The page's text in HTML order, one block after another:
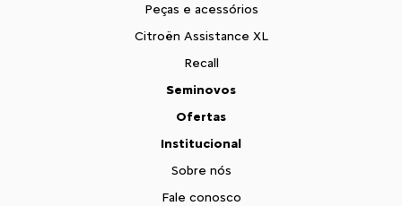
Peças e acessórios
Citroën Assistance XL
Recall
Seminovos
Ofertas
Institucional
Sobre nós
Fale conosco